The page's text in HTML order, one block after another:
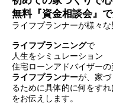
無料『資金相談会』
ライフプランナーが様々
ライフプランニングで
人生をシミュレーション
住宅ローンアドバイザー
ライフプランナーが、 家づ
るために具体的に何をす
をお伝えします。